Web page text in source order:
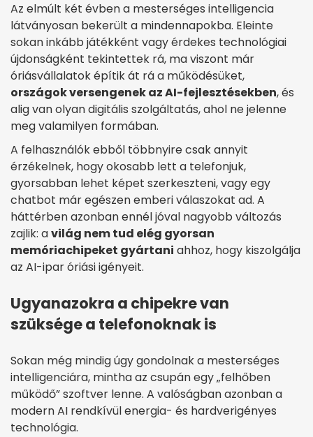
Az elmúlt két évben a mesterséges intelligencia
látványosan bekerült a mindennapokba. Eleinte
sokan inkább játékként vagy érdekes technológiai
újdonságként tekintettek rá, ma viszont már
óriásvállalatok építik át rá a működésüket,
országok versengenek az AI-fejlesztésekben, és
alig van olyan digitális szolgáltatás, ahol ne jelenne
meg valamilyen formában.
A felhasználók ebből többnyire csak annyit
érzékelnek, hogy okosabb lett a telefonjuk,
gyorsabban lehet képet szerkeszteni, vagy egy
chatbot már egészen emberi válaszokat ad. A
háttérben azonban ennél jóval nagyobb változás
zajlik: avilág nem tud elég gyorsan
memóriachipeket gyártani ahhoz, hogy kiszolgálja
az AI-ipar óriási igényeit.
Ugyanazokra a chipekre van
szüksége a telefonoknak is
Sokan még mindig úgy gondolnak a mesterséges
intelligenciára, mintha az csupán egy „felhőben
működő” szoftver lenne. A valóságban azonban a
modern AI rendkívül energia- és hardverigényes
technológia.